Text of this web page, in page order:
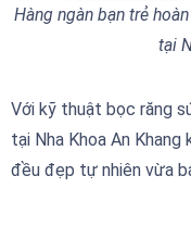
Hàng ngàn bạn trẻ
tại
Với kỹ thuật bọc răng
tại Nha Khoa An
đều đẹp tự nhiên vừa